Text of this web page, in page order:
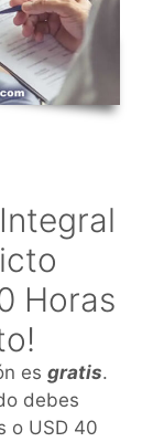
Horas
es gratis.
debes
o USD 40